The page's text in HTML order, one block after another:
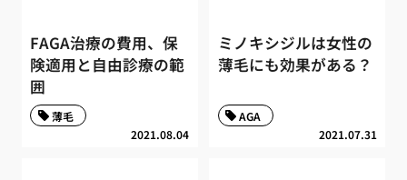
FAGA治療の費用、保
険適用と自由診療の範
囲
2021.08.04
薄毛
ミノキシジルは女性の
薄毛にも効果がある？
2021.07.31
AGA